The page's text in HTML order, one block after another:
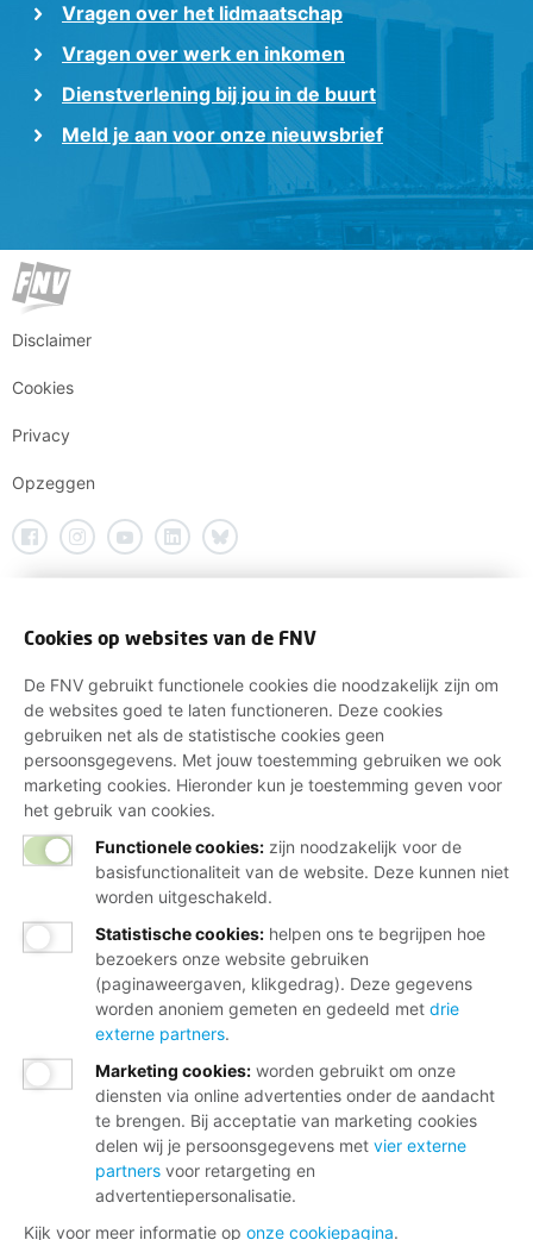
Vragen over het lidmaatschap
Vragen over werk en inkomen
Dienstverlening bij jou in de buurt
Meld je aan voor onze nieuwsbrief
Disclaimer
Cookies
Privacy
Opzeggen
Cookies op websites van de FNV
De FNV gebruikt functionele cookies die noodzakelijk zijn om
de websites goed te laten functioneren. Deze cookies
gebruiken net als de statistische cookies geen
persoonsgegevens. Met jouw toestemming gebruiken we ook
marketing cookies. Hieronder kun je toestemming geven voor
het gebruik van cookies.
Functionele cookies: zijn noodzakelijk voor de
basisfunctionaliteit van de website. Deze kunnen niet
worden uitgeschakeld.
Statistische cookies: helpen ons te begrijpen hoe
bezoekers onze website gebruiken
(paginaweergaven, klikgedrag). Deze gegevens
worden anoniem gemeten en gedeeld met drie
externe partners.
Marketing cookies: worden gebruikt om onze
diensten via online advertenties onder de aandacht
te brengen. Bij acceptatie van marketing cookies
delen wij je persoonsgegevens met vier externe
partners voor retargeting en
advertentiepersonalisatie.
Kijk voor meer informatie op onze cookiepagina.